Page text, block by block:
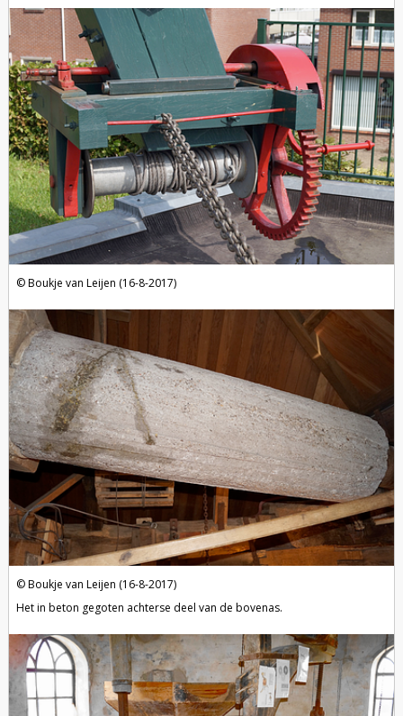
Boukje van Leijen (16-8-2017)
Boukje van Leijen (16-8-2017)
Het in beton gegoten achterse deel van de bovenas.